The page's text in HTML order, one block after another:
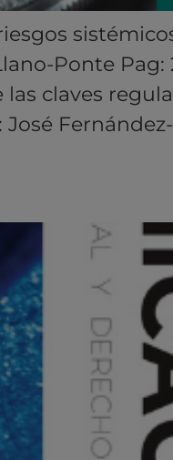
Ponte Pag:
claves